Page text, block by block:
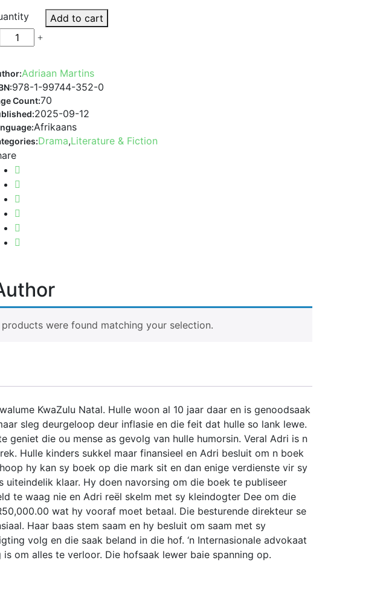
Add to cart
Adriaan Martins
978-1-99744-352-0
Count:70
2025-09-12
Afrikaans
Drama,Literature & Fiction
products were found matching your selection.
KwaZulu Natal. Hulle woon al 10 jaar daar en is genoodsaak
sleg deurgeloop deur inflasie en die feit dat hulle so lank lewe.
geniet die ou mense as gevolg van hulle humorsin. Veral Adri is n
Hulle kinders sukkel maar finansieel en Adri besluit om n boek
hy kan sy boek op die mark sit en dan enige verdienste vir sy
klaar. Hy doen navorsing om die boek te publiseer
te waag nie en Adri reël skelm met sy kleindogter Dee om die
wat hy vooraf moet betaal. Die besturende direkteur se
Haar baas stem saam en hy besluit om saam met sy
volg en die saak beland in die hof. ‘n Internasionale advokaat
om alles te verloor. Die hofsaak lewer baie spanning op.